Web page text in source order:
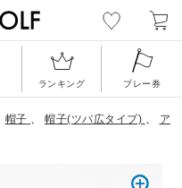
ランキング プレー券
帽子 、 帽子(ツバ広タイプ) 、
ア